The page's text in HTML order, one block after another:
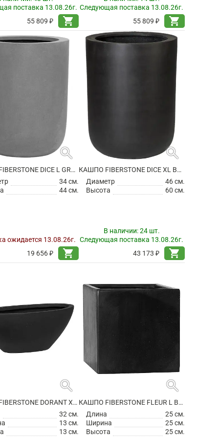
поставка 13.08.26г.
55 809 ₽
shopping_cart
Следующая поставка 13.08.26г.
55 809 ₽
shopping_cart
search
КАШПО FIBERSTONE DICE L GREY
34 см.
44 см.
ожидается 13.08.26г.
19 656 ₽
shopping_cart
search
КАШПО FIBERSTONE DICE XL BLACK
Диаметр
46 см.
Высота
60 см.
В наличии:24 шт.
Следующая поставка 13.08.26г.
43 173 ₽
shopping_cart
search
КАШПО FIBERSTONE DORANT XS MATT BLACK
32 см.
13 см.
13 см.
search
КАШПО FIBERSTONE FLEUR L BLACK
Длина
25 см.
Ширина
25 см.
Высота
25 см.